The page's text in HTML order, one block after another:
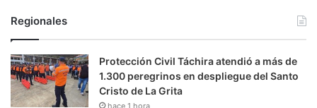
Regionales
Protección Civil Táchira atendió a más de
1.300 peregrinos en despliegue del Santo
Cristo de La Grita